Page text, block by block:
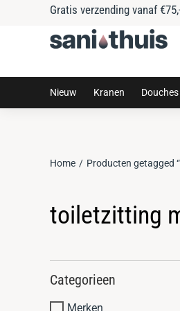
Gratis verzending vanaf
Nieuw Kranen Douches
Je bent hier:
Home Producten getagged
toiletzitting
Categorieen
Merken